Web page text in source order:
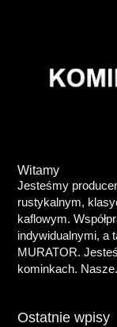
Witamy
Jesteśmy
rustykalnym,
kaflowym.
indywidualnymi, a
MURATOR.
kominkach.
Ostatnie wpisy